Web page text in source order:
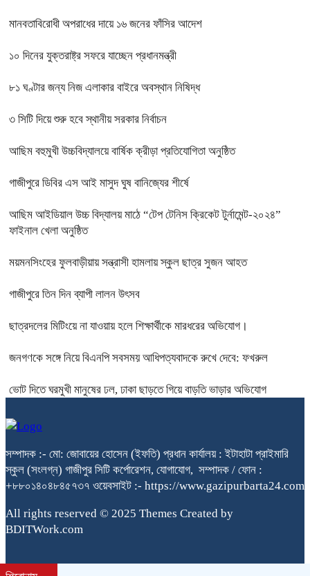
মানবতাবিরোধী অপরাধের দায়ে ১৬ জনের ফাঁসির আদেশ
১০ দিনের যুক্তরাষ্ট্র সফরে যাচ্ছেন প্রধানমন্ত্রী
৮১ ঘণ্টার জন্য নিজ এলাকার বাইরে অবস্থান নিষিদ্ধ
৩ সিটি দিয়ে শুরু হবে স্থানীয় সরকার নির্বাচন
আছিম বহুমুখী উচ্চবিদ্যালয়ে বার্ষিক ক্রীড়া প্রতিযোগিতা অনুষ্ঠিত
গাজীপুরে ডিবির এস আই মাসুদ ঘুষ বানিজ্যের শীর্ষে
আছিম আইডিয়াল উচ্চ বিদ্যালয় মাঠে “টেপ টেনিস ক্রিকেট টুর্নামেন্ট-২০২৪”
ফাইনাল খেলা অনুষ্ঠিত
ময়মনসিংহের ফুলবাড়ীয়ায় সন্ত্রাসী হামলায় স্কুল ছাত্র সুজন আহত
গাজীপুরে তিন দিন ব্যাপী লালন উৎসব
ছাত্রদলের মিটিংয়ে না যাওয়ায় হলে শিক্ষার্থীকে মারধরের অভিযোগ।
জনগণকে সঙ্গে নিয়ে বিএনপি সবসময় আধিপত্যবাদকে রুখে দেবে: ফখরুল
ভোট দিতে ঘরমুখী মানুষের ঢল, ঢাকা ছাড়তে গিয়ে বাড়তি ভাড়ার অভিযোগ
সম্পাদক :- মো: জোবায়ের হোসেন (ইফতি) প্রধান কার্যালয় : ইটাহাটা প্রাইমারি
স্কুল (সংলগ্ন) গাজীপুর সিটি কর্পোরেশন, যোগাযোগ, সম্পাদক / ফোন :
+৮৮০১৪০৪৮৪৫৭৩৭ ওয়েবসাইট :- https://www.gazipurbarta24.com
All rights reserved © 2025 Themes Created by
BDITWork.com